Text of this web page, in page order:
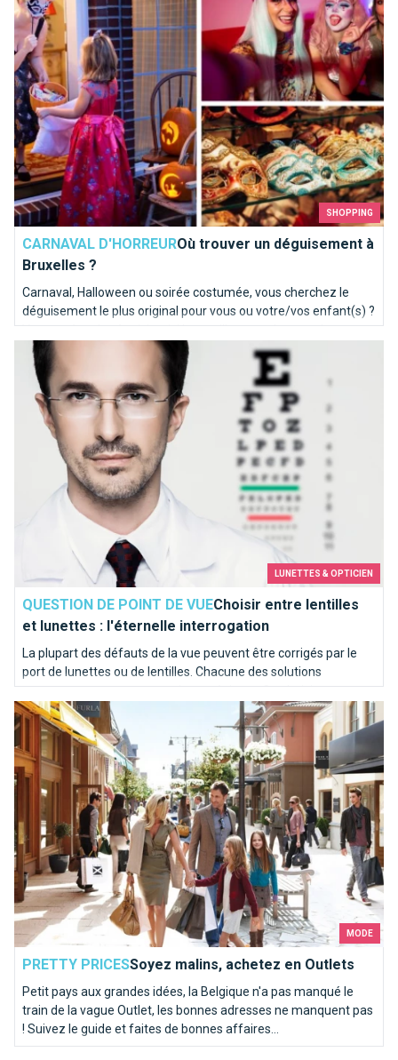
SHOPPING
CARNAVAL D'HORREUROù trouver un déguisement à
Bruxelles ?
Carnaval, Halloween ou soirée costumée, vous cherchez le
déguisement le plus original pour vous ou votre/vos enfant(s) ?
Votre quête s'arrête ici, voici les meilleures adresses de
magasins de déguisement de la capitale !
LUNETTES & OPTICIEN
QUESTION DE POINT DE VUEChoisir entre lentilles
et lunettes : l'éternelle interrogation
La plupart des défauts de la vue peuvent être corrigés par le
port de lunettes ou de lentilles. Chacune des solutions
comporte ses avantages et inconvénients. On choisira en
fonction de ses activités personnelles et professionnelles.
Choisir entre lentilles et lunettes : l'éternelle interrogation
MODE
PRETTY PRICESSoyez malins, achetez en Outlets
Petit pays aux grandes idées, la Belgique n'a pas manqué le
train de la vague Outlet, les bonnes adresses ne manquent pas
! Suivez le guide et faites de bonnes affaires...
Soyez malins, achetez en Outlets